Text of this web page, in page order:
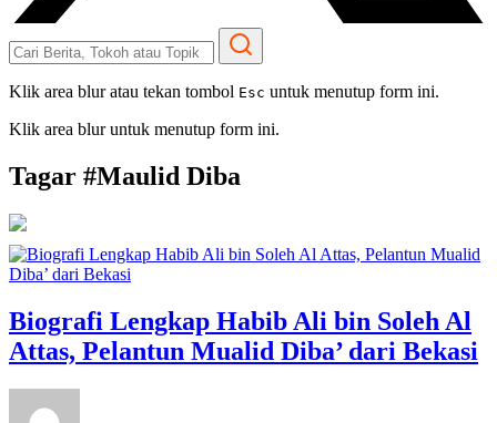
Klik area blur atau tekan tombol Esc untuk menutup form ini.
Klik area blur untuk menutup form ini.
Tagar #Maulid Diba
Biografi Lengkap Habib Ali bin Soleh Al
Attas, Pelantun Mualid Diba’ dari Bekasi